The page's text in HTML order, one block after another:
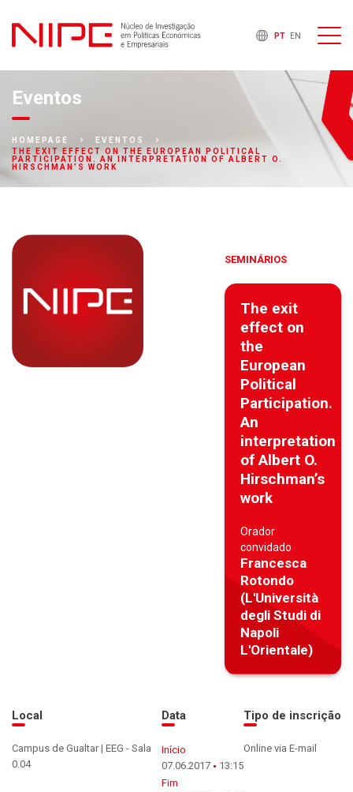
PT EN
Eventos
HOMEPAGE
EVENTOS
THE EXIT EFFECT ON THE EUROPEAN POLITICAL
PARTICIPATION. AN INTERPRETATION OF ALBERT O.
HIRSCHMAN’S WORK
SEMINÁRIOS
The exit
effect on
the
European
Political
Participation.
An
interpretation
of Albert O.
Hirschman’s
work
Orador
convidado
Francesca
Rotondo
(L'Università
degli Studi di
Napoli
L'Orientale)
Local
Campus de Gualtar | EEG - Sala
0.04
Data
Início
07.06.2017
13:15
Fim
Tipo de inscrição
Online via E-mail